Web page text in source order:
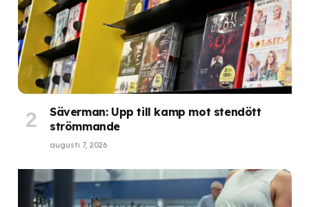
Säverman: Upp till kamp mot stendött
strömmande
augusti 7, 2026